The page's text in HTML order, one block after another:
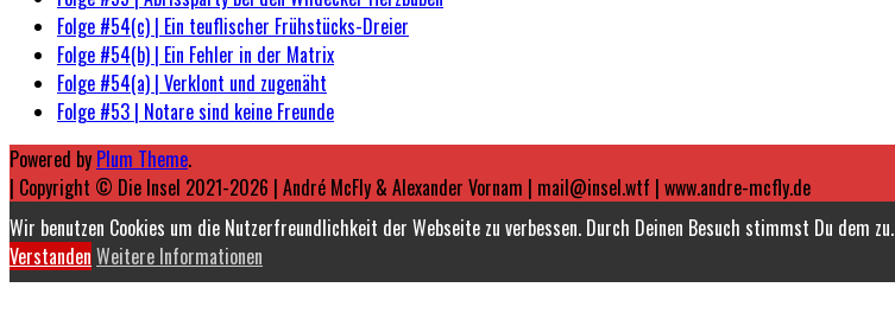
Folge #54(c) | Ein teuflischer Frühstücks-Dreier
Folge #54(b) | Ein Fehler in der Matrix
Folge #54(a) | Verklont und zugenäht
Folge #53 | Notare sind keine Freunde
Powered by Plum Theme.
| Copyright © Die Insel 2021-2026 | André McFly & Alexander Vornam | mail@insel.wtf | www.andre-mcfly.de
Wir benutzen Cookies um die Nutzerfreundlichkeit der Webseite zu verbessen. Durch Deinen Besuch stimmst Du dem zu.
Verstanden Weitere Informationen